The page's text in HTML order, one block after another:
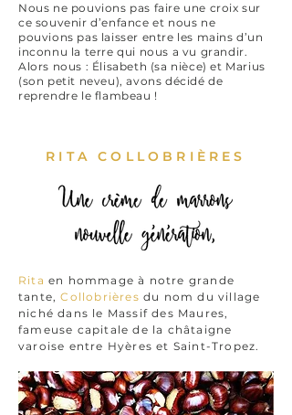
Nous ne pouvions pas faire une croix sur
ce souvenir d’enfance et nous ne
pouvions pas laisser entre les mains d’un
inconnu la terre qui nous a vu grandir.
Alors nous : Élisabeth (sa nièce) et Marius
(son petit neveu), avons décidé de
reprendre le flambeau !
RITA COLLOBRIÈRES
Rita en hommage à notre grande
tante,Collobrières du nom du village
niché dans le Massif des Maures,
fameuse capitale de la châtaigne
varoise entre Hyères et Saint-Tropez.